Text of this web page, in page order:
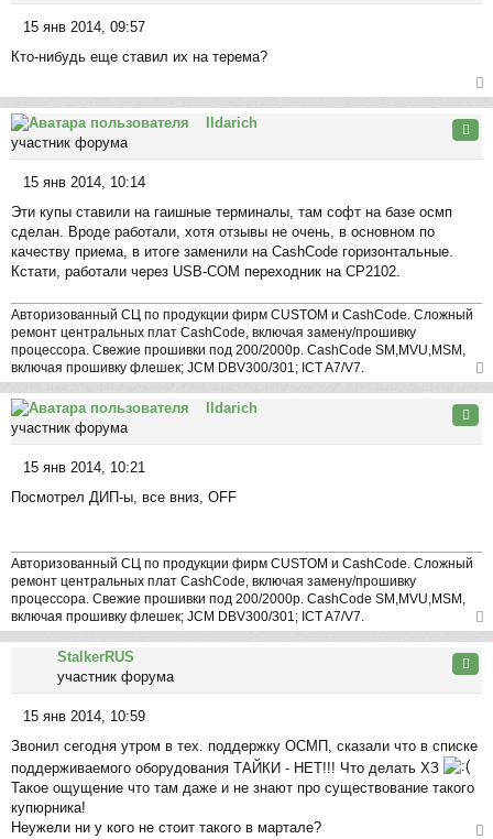
ся
л
у
о
б
щ
е
н
и
15 янв 2014, 09:57
Кто-нибудь еще ставил их на терема?
ер
ну
ть
ся
Ildarich
участник форума
о
о
б
щ
н
и
е
15 янв 2014, 10:14
Эти купы ставили на гаишные терминалы, там софт на базе осмп
сделан. Вроде работали, хотя отзывы не очень, в основном по
качеству приема, в итоге заменили на CashCode горизонтальные.
Кстати, работали через USB-COM переходник на СР2102.
Авторизованный СЦ по продукции фирм CUSTOM и CashCode. Сложный
ремонт центральных плат CashCode, включая замену/прошивку
процессора. Свежие прошивки под 200/2000р. CashCode SM,MVU,MSM,
включая прошивку флешек; JCM DBV300/301; ICT A7/V7.
ер
ну
ть
ся
у
Ildarich
участник форума
о
щ
е
н
и
е
15 янв 2014, 10:21
Посмотрел ДИП-ы, все вниз, OFF
Авторизованный СЦ по продукции фирм CUSTOM и CashCode. Сложный
ремонт центральных плат CashCode, включая замену/прошивку
процессора. Свежие прошивки под 200/2000р. CashCode SM,MVU,MSM,
включая прошивку флешек; JCM DBV300/301; ICT A7/V7.
ер
ну
ть
ся
StalkerRUS
участник форума
о
о
б
щ
е
15 янв 2014, 10:59
Звонил сегодня утром в тех. поддержку ОСМП, сказали что в списке
поддерживаемого оборудования ТАЙКИ - НЕТ!!! Что делать ХЗ
Такое ощущение что там даже и не знают про существование такого
купюрника!
Неужели ни у кого не стоит такого в мартале?